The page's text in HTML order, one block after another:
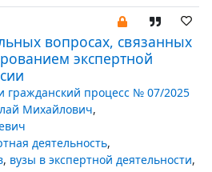
вопросах, связанных
экспертной
процесс № 07/2025
Михайлович,
деятельность,
, вузы в экспертной деятельности,